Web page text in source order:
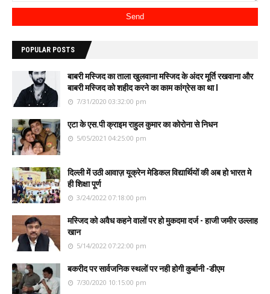
POPULAR POSTS
बाबरी मस्जिद का ताला खुलवाना मस्जिद के अंदर मूर्ति रखवाना और
बाबरी मस्जिद को शहीद करने का काम कांग्रेस का था l
7/31/2020 03:32:00 pm
एटा के एस.पी क्राइम राहुल कुमार का कोरोना से निधन
5/05/2021 04:25:00 pm
दिल्ली में उठी आवाज़ यूक्रेन मेडिकल विद्यार्थियों की अब हो भारत मे
ही शिक्षा पूर्ण
3/24/2022 07:18:00 pm
मस्जिद को अवैध कहने वालों पर हो मुकदमा दर्ज - हाजी जमीर उल्लाह
खान
5/14/2022 07:22:00 pm
बकरीद पर सार्वजनिक स्थलों पर नही होगी कुर्बानी -डीएम
7/30/2020 10:15:00 pm